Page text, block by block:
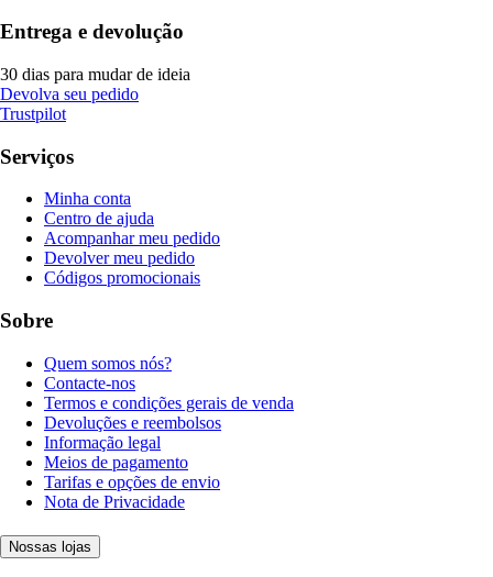
Entrega e devolução
30 dias para mudar de ideia
Devolva seu pedido
Trustpilot
Serviços
Minha conta
Centro de ajuda
Acompanhar meu pedido
Devolver meu pedido
Códigos promocionais
Sobre
Quem somos nós?
Contacte-nos
Termos e condições gerais de venda
Devoluções e reembolsos
Informação legal
Meios de pagamento
Tarifas e opções de envio
Nota de Privacidade
Nossas lojas